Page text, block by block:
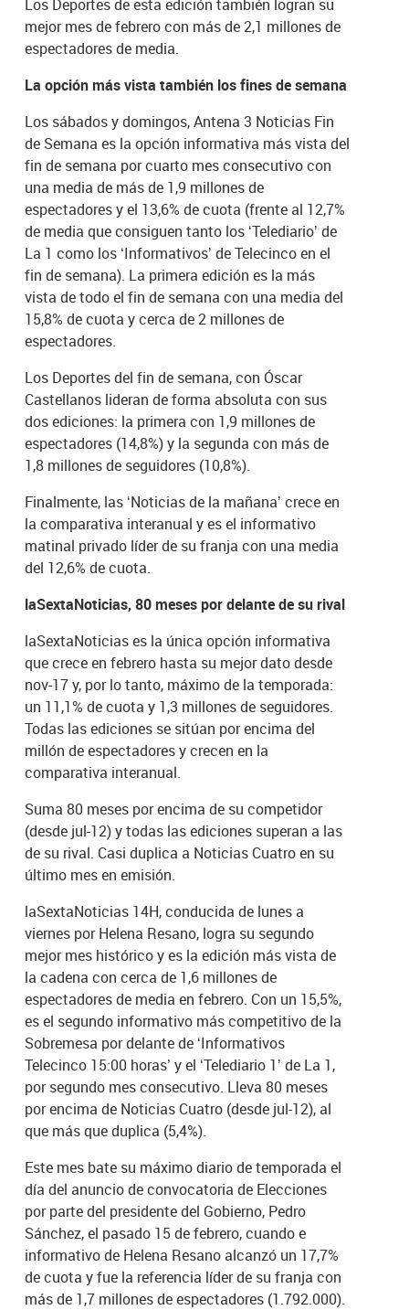
Los Deportes de esta edición también logran su
mejor mes de febrero con más de 2,1 millones de
espectadores de media.
La opción más vista también los fines de semana
Los sábados y domingos, Antena 3 Noticias Fin
de Semana es la opción informativa más vista del
fin de semana por cuarto mes consecutivo con
una media de más de 1,9 millones de
espectadores y el 13,6% de cuota (frente al 12,7%
de media que consiguen tanto los ‘Telediario’ de
La 1 como los ‘Informativos’ de Telecinco en el
fin de semana). La primera edición es la más
vista de todo el fin de semana con una media del
15,8% de cuota y cerca de 2 millones de
espectadores.
Los Deportes del fin de semana, con Óscar
Castellanos lideran de forma absoluta con sus
dos ediciones: la primera con 1,9 millones de
espectadores (14,8%) y la segunda con más de
1,8 millones de seguidores (10,8%).
Finalmente, las ‘Noticias de la mañana’ crece en
la comparativa interanual y es el informativo
matinal privado líder de su franja con una media
del 12,6% de cuota.
laSextaNoticias, 80 meses por delante de su rival
laSextaNoticias es la única opción informativa
que crece en febrero hasta su mejor dato desde
nov-17 y, por lo tanto, máximo de la temporada:
un 11,1% de cuota y 1,3 millones de seguidores.
Todas las ediciones se sitúan por encima del
millón de espectadores y crecen en la
comparativa interanual.
Suma 80 meses por encima de su competidor
(desde jul-12) y todas las ediciones superan a las
de su rival. Casi duplica a Noticias Cuatro en su
último mes en emisión.
laSextaNoticias 14H, conducida de lunes a
viernes por Helena Resano, logra su segundo
mejor mes histórico y es la edición más vista de
la cadena con cerca de 1,6 millones de
espectadores de media en febrero. Con un 15,5%,
es el segundo informativo más competitivo de la
Sobremesa por delante de ‘Informativos
Telecinco 15:00 horas’ y el ‘Telediario 1’ de La 1,
por segundo mes consecutivo. Lleva 80 meses
por encima de Noticias Cuatro (desde jul-12), al
que más que duplica (5,4%).
Este mes bate su máximo diario de temporada el
día del anuncio de convocatoria de Elecciones
por parte del presidente del Gobierno, Pedro
Sánchez, el pasado 15 de febrero, cuando e
informativo de Helena Resano alcanzó un 17,7%
de cuota y fue la referencia líder de su franja con
más de 1,7 millones de espectadores (1.792.000).